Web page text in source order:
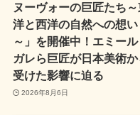
ヌーヴォーの巨匠たち
洋と西洋の自然への想い
～」を開催中！エミール
ガレら巨匠が日本美術か
受けた影響に迫る
2026年8月6日